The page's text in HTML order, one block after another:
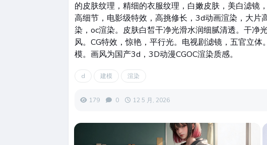
的皮肤纹理，精细的衣服纹理，白嫩皮肤，美白滤镜
高细节，电影级特效，高挑修长，3d动画渲染，大片
染，oc渲染。皮肤白皙干净光滑水润细腻清透。干净
风。CG特效，惊艳，平行光。电视剧滤镜，五官立
模。画风为国产3d，3D动漫CGOC渲染质感。
d 建模 渲染
179 0 12 5 月, 2026